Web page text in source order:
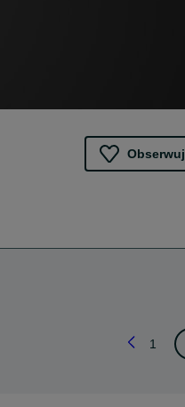
Obserwuj
1